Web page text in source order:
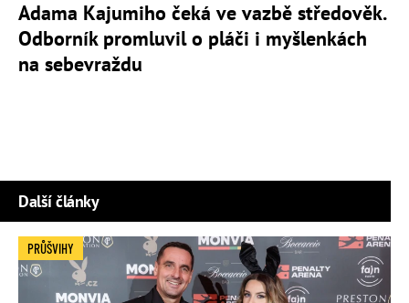
Adama Kajumiho čeká ve vazbě středověk.
Odborník promluvil o pláči i myšlenkách
na sebevraždu
Další články
PRŮŠVIHY